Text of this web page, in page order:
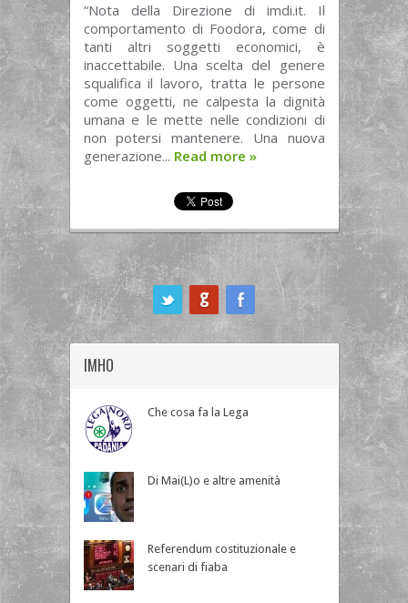
“Nota della Direzione di imdi.it. Il
comportamento di Foodora, come di
tanti altri soggetti economici, è
inaccettabile. Una scelta del genere
squalifica il lavoro, tratta le persone
come oggetti, ne calpesta la dignità
umana e le mette nelle condizioni di
non potersi mantenere. Una nuova
generazione... Read more »
IMHO
Che cosa fa la Lega
Di Mai(L)o e altre amenità
Referendum costituzionale e
scenari di fiaba